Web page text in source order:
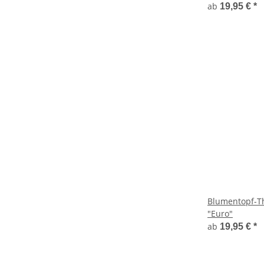
ab 19,95 € *
Blumentopf-
"Euro"
ab 19,95 € *